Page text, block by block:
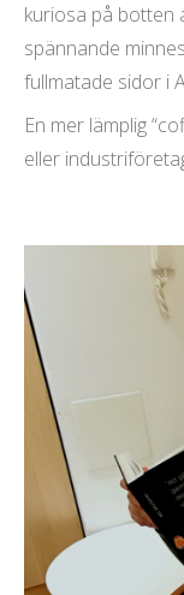
kuriosa på botten
spännande
fullmatade sidor i
En mer lämplig
eller